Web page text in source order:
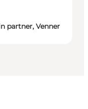
partner, Venner